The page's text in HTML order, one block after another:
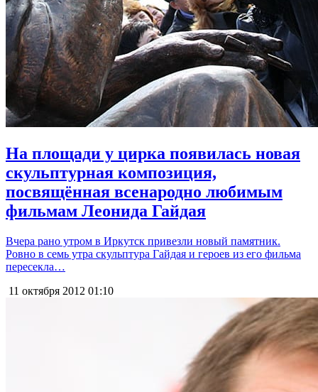
На площади у цирка появилась новая
скульптурная композиция,
посвящённая всенародно любимым
фильмам Леонида Гайдая
Вчера рано утром в Иркутск привезли новый памятник.
Ровно в семь утра скульптура Гайдая и героев из его фильма
пересекла…
11 октября 2012 01:10